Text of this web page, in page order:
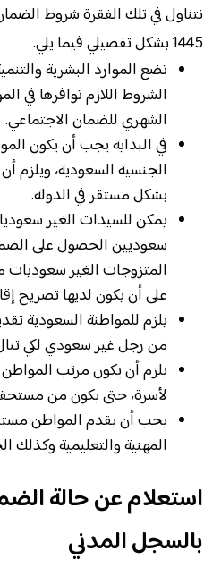
نتناول في تلك الفقرة شروط
1445 بشكل تفصيلي فيما يلي.
تضع الموارد البشرية
الشروط اللازم توافرها في
الشهري للضمان الاجتماعي.
في البداية يجب أن يكون
الجنسية السعودية، ويلزم
بشكل مستقر في الدولة.
يمكن للسيدات الغير
سعوديين الحصول على
المتزوجات الغير
على أن يكون لديها تصريح
يلزم للمواطنة السعودية
من رجل غير سعودي لكي
يلزم أن يكون مرتب
لأسرة، حتى يكون من
يجب أن يقدم المواطن
المهنية والتعليمية وكذلك
استعلامعنحالة
بالسجل المدني